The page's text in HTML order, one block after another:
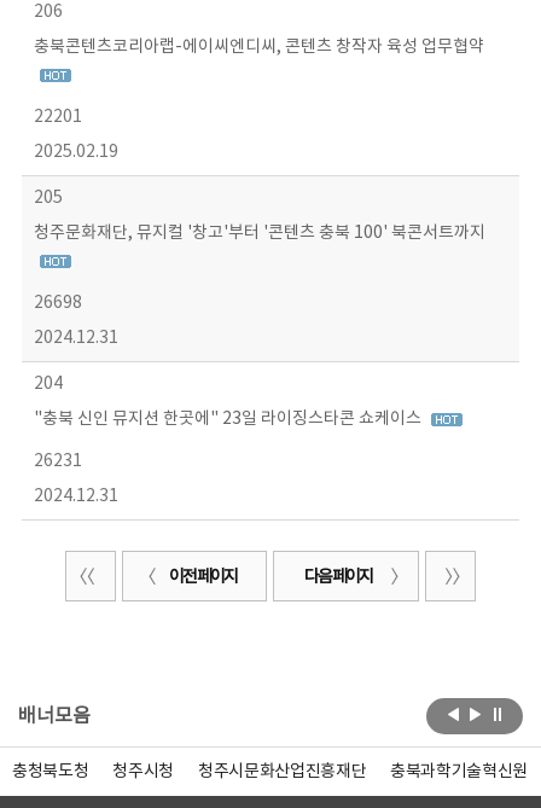
206
충북콘텐츠코리아랩-에이씨엔디씨, 콘텐츠 창작자 육성 업무협약
22201
2025.02.19
205
청주문화재단, 뮤지컬 '창고'부터 '콘텐츠 충북 100' 북콘서트까지
26698
2024.12.31
204
"충북 신인 뮤지션 한곳에" 23일 라이징스타콘 쇼케이스
26231
2024.12.31
이전 페이지 다음 페이지
배너모음
충청북도청 청주시청 청주시문화산업진흥재단 충북과학기술혁신원